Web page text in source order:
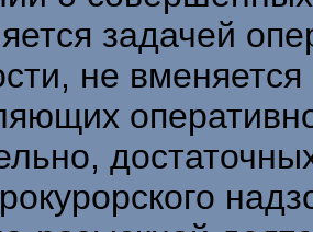
задачей
не